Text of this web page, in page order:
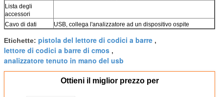
Lista degli
accessori
Cavo di dati
USB, collega l'analizzatore ad un dispositivo ospite
Etichette: pistola del lettore di codici a barre ,
lettore di codici a barre di cmos ,
analizzatore tenuto in mano del usb
Ottieni il miglior prezzo per